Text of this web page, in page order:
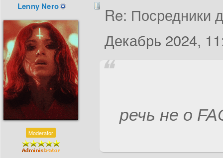
Lenny Nero
Moderator
Re: Посредники
Декабрь 2024,
речь не о